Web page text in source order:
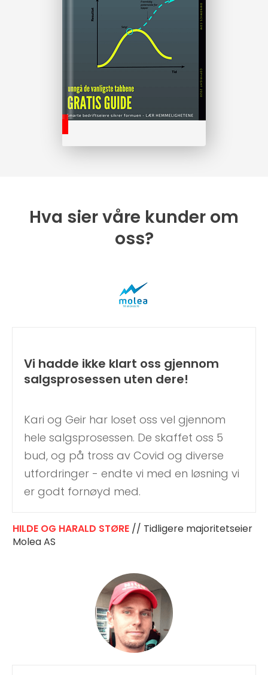
Hva sier våre kunder om
oss?
Vi hadde ikke klart oss gjennom
salgsprosessen uten dere!
Kari og Geir har loset oss vel gjennom
hele salgsprosessen. De skaffet oss 5
bud, og på tross av Covid og diverse
utfordringer - endte vi med en løsning vi
er godt fornøyd med.
HILDE OG HARALD STØRE // Tidligere majoritetseier
Molea AS